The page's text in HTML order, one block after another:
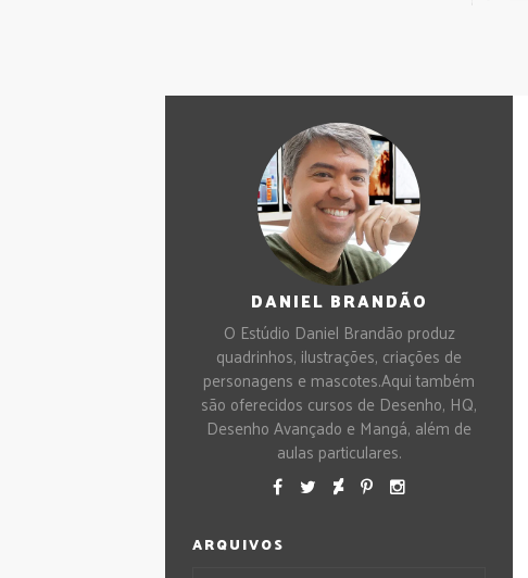
DANIEL BRANDÃO
O Estúdio Daniel Brandão produz
quadrinhos, ilustrações, criações de
personagens e mascotes.Aqui também
são oferecidos cursos de Desenho, HQ,
Desenho Avançado e Mangá, além de
aulas particulares.
ARQUIVOS